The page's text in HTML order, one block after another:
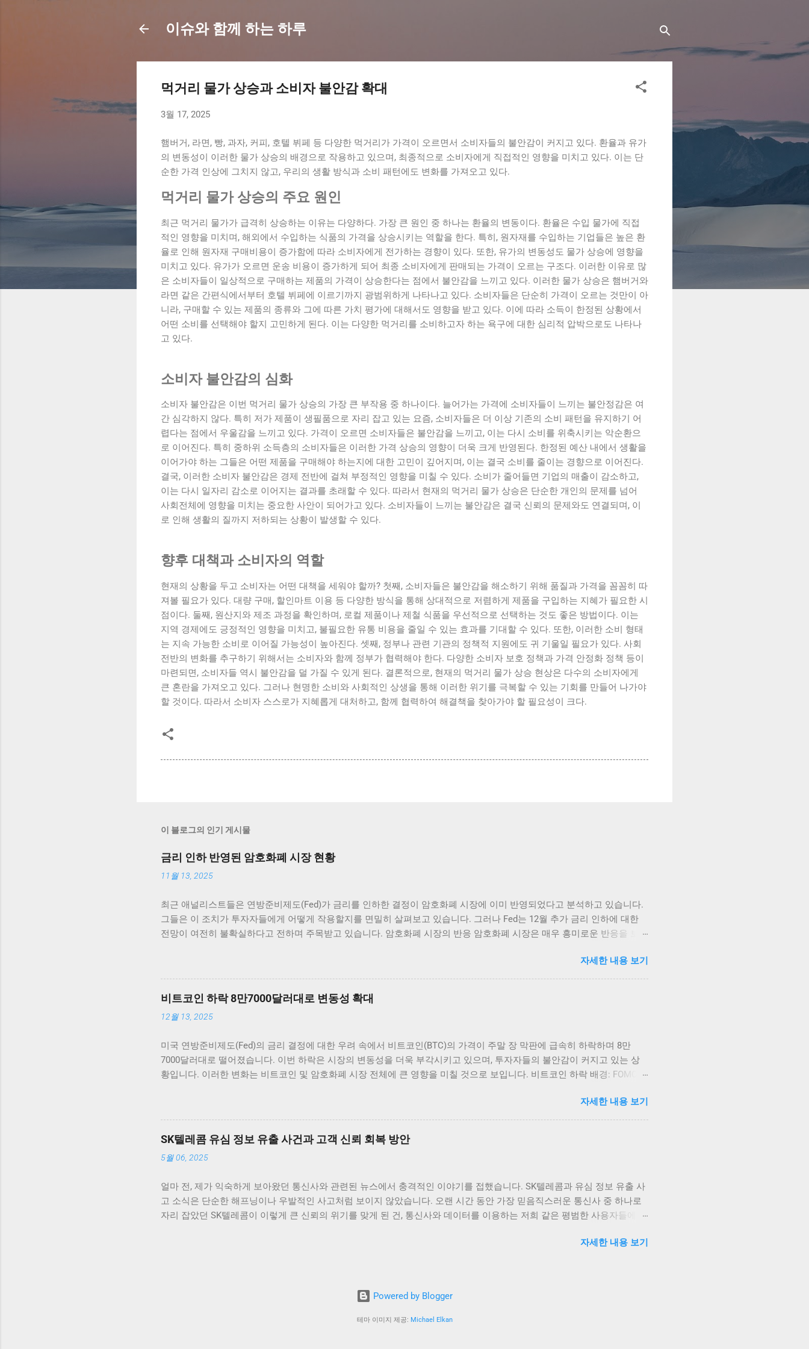
이슈와 함께 하는 하루
먹거리 물가 상승과 소비자 불안감 확대
3월 17, 2025
햄버거, 라면, 빵, 과자, 커피, 호텔 뷔페 등 다양한 먹거리가 가격이 오르면서 소비자들의 불안감이 커지고 있다. 환율과 유가
의 변동성이 이러한 물가 상승의 배경으로 작용하고 있으며, 최종적으로 소비자에게 직접적인 영향을 미치고 있다. 이는 단
순한 가격 인상에 그치지 않고, 우리의 생활 방식과 소비 패턴에도 변화를 가져오고 있다.
먹거리 물가 상승의 주요 원인
최근 먹거리 물가가 급격히 상승하는 이유는 다양하다. 가장 큰 원인 중 하나는 환율의 변동이다. 환율은 수입 물가에 직접
적인 영향을 미치며, 해외에서 수입하는 식품의 가격을 상승시키는 역할을 한다. 특히, 원자재를 수입하는 기업들은 높은 환
율로 인해 원자재 구매비용이 증가함에 따라 소비자에게 전가하는 경향이 있다. 또한, 유가의 변동성도 물가 상승에 영향을
미치고 있다. 유가가 오르면 운송 비용이 증가하게 되어 최종 소비자에게 판매되는 가격이 오르는 구조다. 이러한 이유로 많
은 소비자들이 일상적으로 구매하는 제품의 가격이 상승한다는 점에서 불안감을 느끼고 있다. 이러한 물가 상승은 햄버거와
라면 같은 간편식에서부터 호텔 뷔페에 이르기까지 광범위하게 나타나고 있다. 소비자들은 단순히 가격이 오르는 것만이 아
니라, 구매할 수 있는 제품의 종류와 그에 따른 가치 평가에 대해서도 영향을 받고 있다. 이에 따라 소득이 한정된 상황에서
어떤 소비를 선택해야 할지 고민하게 된다. 이는 다양한 먹거리를 소비하고자 하는 욕구에 대한 심리적 압박으로도 나타나
고 있다.
소비자 불안감의 심화
소비자 불안감은 이번 먹거리 물가 상승의 가장 큰 부작용 중 하나이다. 늘어가는 가격에 소비자들이 느끼는 불안정감은 여
간 심각하지 않다. 특히 저가 제품이 생필품으로 자리 잡고 있는 요즘, 소비자들은 더 이상 기존의 소비 패턴을 유지하기 어
렵다는 점에서 우울감을 느끼고 있다. 가격이 오르면 소비자들은 불안감을 느끼고, 이는 다시 소비를 위축시키는 악순환으
로 이어진다. 특히 중하위 소득층의 소비자들은 이러한 가격 상승의 영향이 더욱 크게 반영된다. 한정된 예산 내에서 생활을
이어가야 하는 그들은 어떤 제품을 구매해야 하는지에 대한 고민이 깊어지며, 이는 결국 소비를 줄이는 경향으로 이어진다.
결국, 이러한 소비자 불안감은 경제 전반에 걸쳐 부정적인 영향을 미칠 수 있다. 소비가 줄어들면 기업의 매출이 감소하고,
이는 다시 일자리 감소로 이어지는 결과를 초래할 수 있다. 따라서 현재의 먹거리 물가 상승은 단순한 개인의 문제를 넘어
사회전체에 영향을 미치는 중요한 사안이 되어가고 있다. 소비자들이 느끼는 불안감은 결국 신뢰의 문제와도 연결되며, 이
로 인해 생활의 질까지 저하되는 상황이 발생할 수 있다.
향후 대책과 소비자의 역할
현재의 상황을 두고 소비자는 어떤 대책을 세워야 할까? 첫째, 소비자들은 불안감을 해소하기 위해 품질과 가격을 꼼꼼히 따
져볼 필요가 있다. 대량 구매, 할인마트 이용 등 다양한 방식을 통해 상대적으로 저렴하게 제품을 구입하는 지혜가 필요한 시
점이다. 둘째, 원산지와 제조 과정을 확인하며, 로컬 제품이나 제철 식품을 우선적으로 선택하는 것도 좋은 방법이다. 이는
지역 경제에도 긍정적인 영향을 미치고, 불필요한 유통 비용을 줄일 수 있는 효과를 기대할 수 있다. 또한, 이러한 소비 형태
는 지속 가능한 소비로 이어질 가능성이 높아진다. 셋째, 정부나 관련 기관의 정책적 지원에도 귀 기울일 필요가 있다. 사회
전반의 변화를 추구하기 위해서는 소비자와 함께 정부가 협력해야 한다. 다양한 소비자 보호 정책과 가격 안정화 정책 등이
마련되면, 소비자들 역시 불안감을 덜 가질 수 있게 된다. 결론적으로, 현재의 먹거리 물가 상승 현상은 다수의 소비자에게
큰 혼란을 가져오고 있다. 그러나 현명한 소비와 사회적인 상생을 통해 이러한 위기를 극복할 수 있는 기회를 만들어 나가야
할 것이다. 따라서 소비자 스스로가 지혜롭게 대처하고, 함께 협력하여 해결책을 찾아가야 할 필요성이 크다.
이 블로그의 인기 게시물
금리 인하 반영된 암호화폐 시장 현황
11월 13, 2025
최근 애널리스트들은 연방준비제도(Fed)가 금리를 인하한 결정이 암호화폐 시장에 이미 반영되었다고 분석하고 있습니다.
그들은 이 조치가 투자자들에게 어떻게 작용할지를 면밀히 살펴보고 있습니다. 그러나 Fed는 12월 추가 금리 인하에 대한
전망이 여전히 불확실하다고 전하며 주목받고 있습니다. 암호화폐 시장의 반응 암호화폐 시장은 매우 흥미로운 반응을 보이
했습니다. 이러한 상승세는 애널리스트들에 의하면 이미 시장에 반영이 되어 있었던 것으로 해석되고 있습니다. 가장 먼저
비트코인을 살펴보면, 단기적인 가격 변동 범위 내에서 긍정적인 움직임을 보여 주고 있습니다. 금리 인하 발표가 나자, 비트
코인은 약 5% 이상 상승하면서 투자자들에게 희망적인 신호를 전달했습니다. 이처럼 주요 암호화폐들이 시장의 심리에 따
라 빠르게 반응하는 것은 상당히 흥미로운 일이며, 앞으로의 동향에 대한 논의가 필요합니다. 그 외에도 이더리움, 리플 등
다른 암호화폐들도 비슷한 패턴을 보이고 있습니다. 이러한 상황에서 암호화폐 투자자들은 앞으로 금리가 어떻게 변화할지
히 존재하기 때문입니다. 시장 트렌드 분석 현재 암호화폐 시장에서는 금리 인하 이후 매수세가 강하게 일어나고 있는 가운
데, 여러 요소가 시장의 향방을 결정짓고 있습니다. 특히, 낮은 금리 환경은 기관 투자자들이 암호화폐에 대한 관심을 더욱
높이는 계기로 작용하고 있습니다. 금리가 낮아지면 자산의 상대적인 매력도도 증가하게 되므로, 주식시장이나 다른 투자
자세한 내용 보기
비트코인 하락 8만7000달러대로 변동성 확대
12월 13, 2025
미국 연방준비제도(Fed)의 금리 결정에 대한 우려 속에서 비트코인(BTC)의 가격이 주말 장 막판에 급속히 하락하며 8만
7000달러대로 떨어졌습니다. 이번 하락은 시장의 변동성을 더욱 부각시키고 있으며, 투자자들의 불안감이 커지고 있는 상
황입니다. 이러한 변화는 비트코인 및 암호화폐 시장 전체에 큰 영향을 미칠 것으로 보입니다. 비트코인 하락 배경: FOMC와
들은 연준이 금리를 얼마나 인상할지를 주의 깊게 살펴보고 있으며, 이로 인해 비트코인 시장에 부정적인 영향을 미치고 있
습니다. FOMC(연방공개시장위원회) 회의가 다가오면서 시장은 불안정해졌고, 이로 인해 비트코인의 가격도 하락세를 보였
습니다. 연준의 통화정책은 비트코인과 같은 고위험 자산에 직접적인 영향을 미치기 때문에, 투자자들은 연준의 결정 발표
를 기다리는 동안 변동성이 커질 수밖에 없는 상황입니다. 과거 사례를 보면, 연준의 정책 변화는 많은 경우 암호화폐 시장에
큰 영향을 미쳤고, 이번에도 그 예외는 아닐 것입니다. 따라서 현재의 비트코인 하락은 단순한 가격 조정 이상으로 여겨지며,
중한 투자 결정을 해야 할 필요성이 있습니다. 비트코인 가격과 변동성: 투자 전략의 필요성 비트코인이 8만7000달러까지
하락한 현 상황에서는 투자 전략이 더욱 중요하게 여겨집니다. 투자자들은 시장의 변동성을 신중하게 분석하고, 리스크 관
리에 초점을 맞춰야 합니다. 특히, 단기 투자자들은 가격 변동성을 이용하여 수익을 내고자 할 경우, 시장의 흐름을 면밀히
자세한 내용 보기
SK텔레콤 유심 정보 유출 사건과 고객 신뢰 회복 방안
5월 06, 2025
얼마 전, 제가 익숙하게 보아왔던 통신사와 관련된 뉴스에서 충격적인 이야기를 접했습니다. SK텔레콤과 유심 정보 유출 사
고 소식은 단순한 해프닝이나 우발적인 사고처럼 보이지 않았습니다. 오랜 시간 동안 가장 믿음직스러운 통신사 중 하나로
자리 잡았던 SK텔레콤이 이렇게 큰 신뢰의 위기를 맞게 된 건, 통신사와 데이터를 이용하는 저희 같은 평범한 사용자들에게
동안 떠나지 않았습니다. 이 결정은 그 자체로도 놀라웠지만, 더 나아가 이번 사태가 우리 사회와 기술, 그리고 고객 신뢰와
피해가 고객의 개인정보와 연결되었던 것이니까요. 이런 상황에서 저는 단순히 "안타깝다" 같은 감정을 넘어서, 이러한 문제
를 조금 더 근본적으로 들여다보고 싶었습니다. 소비자의 신뢰와 관계된 문제라면, 단순히 기술적 해결책만이 답은 아닐 테
니까요. SK텔레콤, 유심 정보 유출의 후폭풍 이번 유심 정보 유출 사고는 단순한 기술적 결함의 문제가 아니었습니다. 유심
자세한 내용 보기
Powered by Blogger
테마 이미지 제공: Michael Elkan